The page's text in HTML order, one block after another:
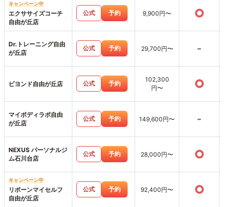
キャンペーン中
エクササイズコーチ
自由が丘店
公式 予約 9,900円〜 ○
Dr.トレーニング自由
が丘店
公式 予約 29,700円〜 -
ビヨンド自由が丘店 公式 予約
102,300
円〜
○
マイボディラボ自由
が丘店
公式 予約 149,600円〜 -
NEXUS パーソナルジ
ム石川台店
公式 予約 28,000円〜 ○
キャンペーン中
リボーンマイセルフ
自由が丘店
公式 予約 92,400円〜 ○